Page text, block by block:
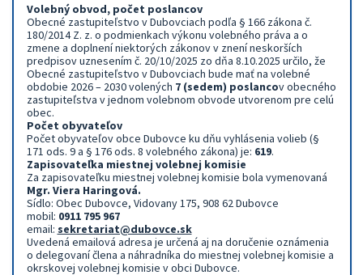
Volebný obvod, počet poslancov
Obecné zastupiteľstvo v Dubovciach podľa § 166 zákona č.
180/2014 Z. z. o podmienkach výkonu volebného práva a o
zmene a doplnení niektorých zákonov v znení neskorších
predpisov uznesením č. 20/10/2025 zo dňa 8.10.2025 určilo, že
Obecné zastupiteľstvo v Dubovciach bude mať na volebné
obdobie 2026 – 2030 volených 7 (sedem) poslancov obecného
zastupiteľstva v jednom volebnom obvode utvorenom pre celú
obec.
Počet obyvateľov
Počet obyvateľov obce Dubovce ku dňu vyhlásenia volieb (§
171 ods. 9 a § 176 ods. 8 volebného zákona) je: 619.
Zapisovateľka miestnej volebnej komisie
Za zapisovateľku miestnej volebnej komisie bola vymenovaná
Mgr. Viera Haringová.
Sídlo: Obec Dubovce, Vidovany 175, 908 62 Dubovce
mobil: 0911 795 967
email: sekretariat@dubovce.sk
Uvedená emailová adresa je určená aj na doručenie oznámenia
o delegovaní člena a náhradníka do miestnej volebnej komisie a
okrskovej volebnej komisie v obci Dubovce.